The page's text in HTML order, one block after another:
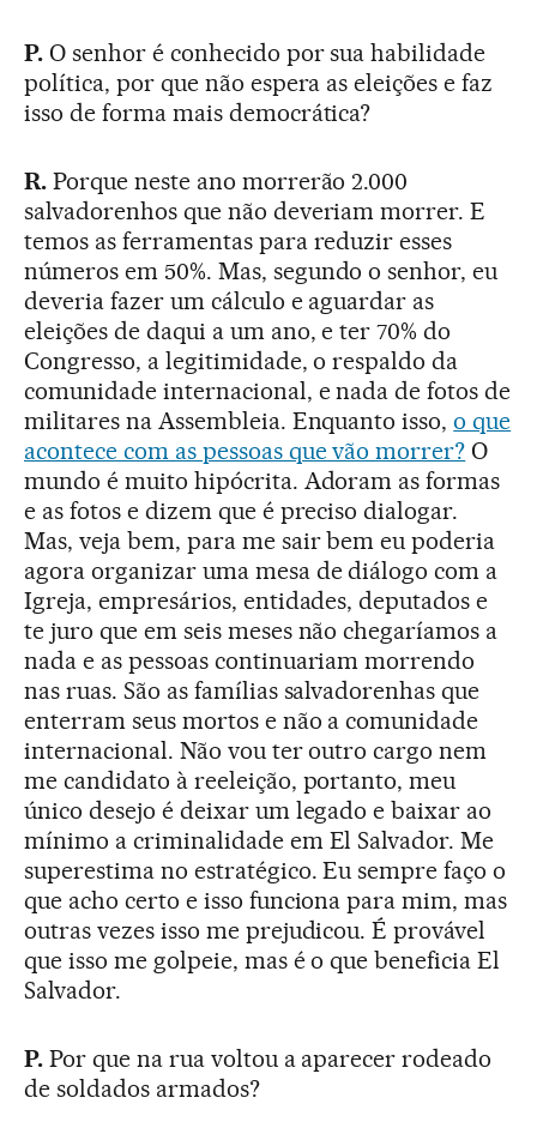
P.O senhor é conhecido por sua habilidade
política, por que não espera as eleições e faz
isso de forma mais democrática?
R.Porque neste ano morrerão 2.000
salvadorenhos que não deveriam morrer. E
temos as ferramentas para reduzir esses
números em 50%. Mas, segundo o senhor, eu
deveria fazer um cálculo e aguardar as
eleições de daqui a um ano, e ter 70% do
Congresso, a legitimidade, o respaldo da
comunidade internacional, e nada de fotos de
militares na Assembleia. Enquanto isso,o que
acontece com as pessoas que vão morrer? O
mundo é muito hipócrita. Adoram as formas
e as fotos e dizem que é preciso dialogar.
Mas, veja bem, para me sair bem eu poderia
agora organizar uma mesa de diálogo com a
Igreja, empresários, entidades, deputados e
te juro que em seis meses não chegaríamos a
nada e as pessoas continuariam morrendo
nas ruas. São as famílias salvadorenhas que
enterram seus mortos e não a comunidade
internacional. Não vou ter outro cargo nem
me candidato à reeleição, portanto, meu
único desejo é deixar um legado e baixar ao
mínimo a criminalidade em El Salvador. Me
superestima no estratégico. Eu sempre faço o
que acho certo e isso funciona para mim, mas
outras vezes isso me prejudicou. É provável
que isso me golpeie, mas é o que beneficia El
Salvador.
P.Por que na rua voltou a aparecer rodeado
de soldados armados?